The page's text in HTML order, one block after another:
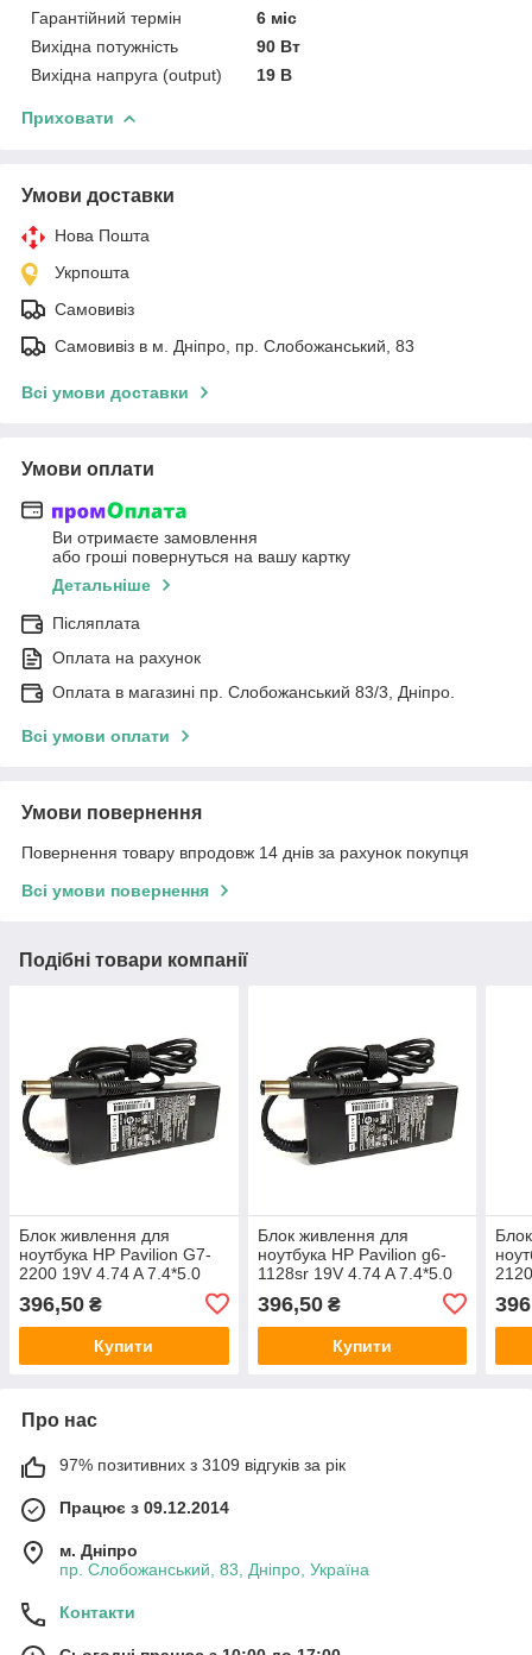
Гарантійний термін
6 міс
Вихідна потужність
90 Вт
Вихідна напруга (output)
19 В
Приховати
Умови доставки
Нова Пошта
Укрпошта
Самовивіз
Самовивіз в м. Дніпро, пр. Слобожанський, 83
Всі умови доставки
Умови оплати
Ви отримаєте замовлення
або гроші повернуться на вашу картку
Детальніше
Післяплата
Оплата на рахунок
Оплата в магазині пр. Слобожанський 83/3, Дніпро.
Всі умови оплати
Умови повернення
Повернення товару впродовж 14 днів за рахунок покупця
Всі умови повернення
Подібні товари компанії
Блок живлення для
ноутбука HP Pavilion G7-
2200 19V 4.74 A 7.4*5.0
396,50 ₴
Купити
Блок живлення для
ноутбука HP Pavilion g6-
1128sr 19V 4.74 A 7.4*5.0
396,50₴
Купити
Про нас
97% позитивних з 3109 відгуків за рік
Працює з 09.12.2014
м. Дніпро
пр. Слобожанський, 83, Дніпро, Україна
Контакти